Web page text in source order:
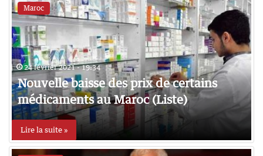
Maroc
24 février 2021 - 19:34
Nouvelle baisse des prix de certains
médicaments au Maroc (Liste)
Lire la suite »